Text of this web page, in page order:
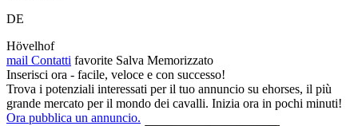
DE
Hövelhof
mail Contatti favorite Salva Memorizzato
Inserisci ora - facile, veloce e con successo!
Trova i potenziali interessati per il tuo annuncio su ehorses, il più
grande mercato per il mondo dei cavalli. Inizia ora in pochi minuti!
Ora pubblica un annuncio.